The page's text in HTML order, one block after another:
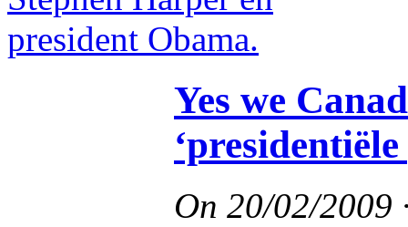
Yes we
On 20/02/2009